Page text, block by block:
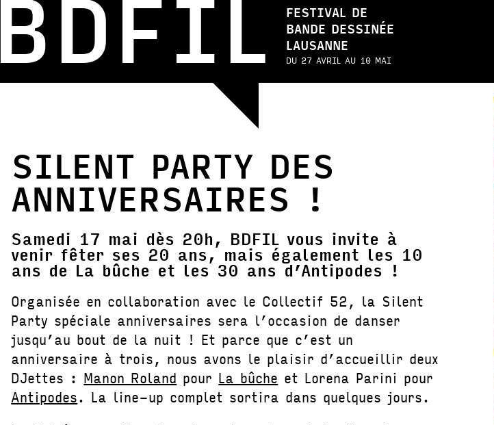
FESTIVAL DE
BANDE DESSINÉE
LAUSANNE
DU 27 AVRIL AU 10 MAI
SILENT PARTY DES
ANNIVERSAIRES !
Samedi 17 mai dès 20h, BDFIL vous invite à
venir fêter ses 20 ans, mais également les 10
ans de La bûche et les 30 ans d’Antipodes !
Organisée en collaboration avec le Collectif 52, la Silent
Party spéciale anniversaires sera l’occasion de danser
jusqu’au bout de la nuit ! Et parce que c’est un
anniversaire à trois, nous avons le plaisir d’accueillir deux
DJettes : Manon Roland pour La bûche et Lorena Parini pour
Antipodes. La line-up complet sortira dans quelques jours.